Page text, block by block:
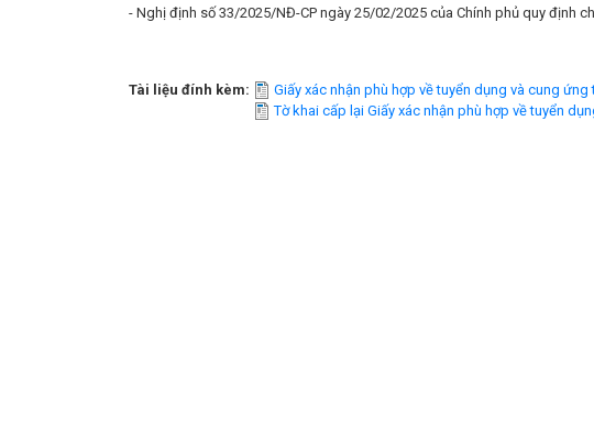
- Nghị định số 33/2025/NĐ-CP ngày 25/02/2025 của Chính phủ quy định
Tài liệu đính kèm:
Giấy xác nhận phù hợp về tuyển dụng và cung
Tờ khai cấp lại Giấy xác nhận phù hợp về tuyển